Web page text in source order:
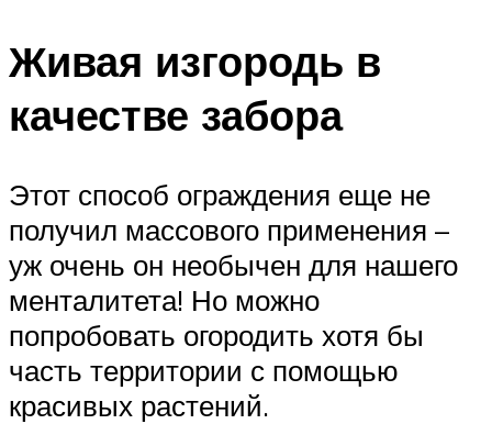
Живая изгородь в
качестве забора
Этот способ ограждения еще не
получил массового применения –
уж очень он необычен для нашего
менталитета! Но можно
попробовать огородить хотя бы
часть территории с помощью
красивых растений.